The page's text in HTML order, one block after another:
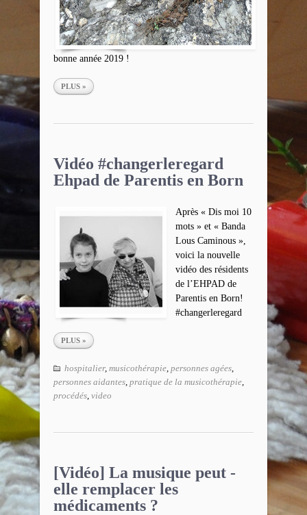
bonne année 2019 !
PLUS »
Vidéo #changerleregard
Ehpad de Parentis en Born
Après « Dis moi 10
mots » et « Banda
Lous Caminous »,
voici la nouvelle
vidéo des résidents
de l’EHPAD de
Parentis en Born!
#changerleregard
PLUS »
hospitalier, musicothérapie personnes agées
personnes aidantes pratique de la musicothérapie
procédés video
[Vidéo] La musique peut -
elle remplacer les
médicaments ?